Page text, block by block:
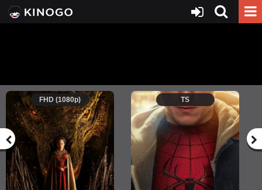
FHD (1080p) TS